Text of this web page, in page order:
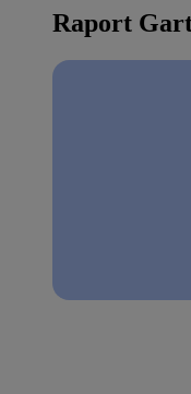
Raport